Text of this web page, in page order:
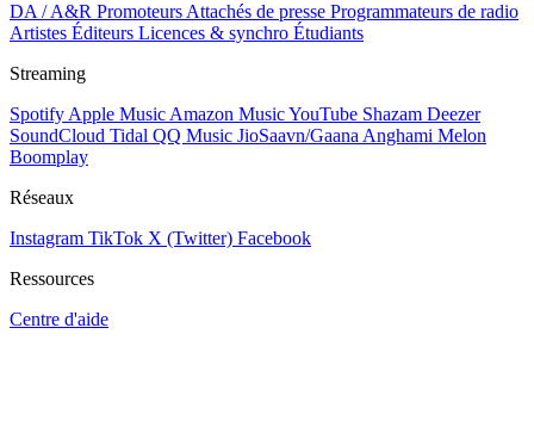
DA / A&R Promoteurs Attachés de presse Programmateurs de radio
Artistes Éditeurs Licences & synchro Étudiants
Streaming
Spotify Apple Music Amazon MusicYouTube Shazam Deezer
SoundCloud Tidal QQ Music JioSaavn/Gaana Anghami Melon
Boomplay
Réseaux
Instagram TikTok X (Twitter) Facebook
Ressources
Centre d'aide